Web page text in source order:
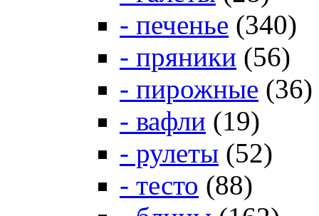
- печенье (340)
- пряники (56)
- пирожные (36)
- вафли (19)
- рулеты (52)
- тесто (88)